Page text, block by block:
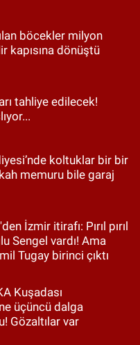
böcekler milyon
kapısına dönüştü
tahliye edilecek!
koltuklar bir bir
memuru bile garaj
İzmir itirafı: Pırıl pırıl
Sengel vardı! Ama
Tugay birinci çıktı
Kuşadası
üçüncü dalga
Gözaltılar var